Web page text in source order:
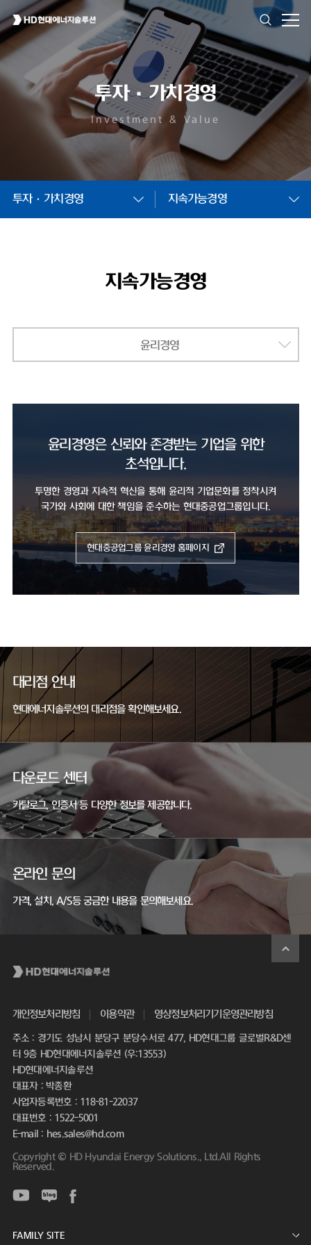
투자·가치경영
Investment & Value
투자·가치경영 지속가능경영
지속가능경영
윤리경영
윤리경영은 신뢰와 존경받는 기업을 위한
초석입니다.
투명한 경영과 지속적 혁신을 통해 윤리적 기업문화를 정착시켜
국가와 사회에 대한 책임을 준수하는 현대중공업그룹입니다.
현대중공업그룹 윤리경영 홈페이지
대리점 안내
현대에너지솔루션의 대리점을 확인해보세요.
다운로드 센터
카탈로그, 인증서 등 다양한 정보를 제공합니다.
온라인 문의
가격, 설치, A/S등 궁금한 내용을 문의해보세요.
개인정보처리방침 이용약관 영상정보처리기기운영관리방침
주소 : 경기도 성남시 분당구 분당수서로 477, HD현대그룹 글로벌R&D센
터 9층 HD현대에너지솔루션 (우:13553)
HD현대에너지솔루션
대표자 : 박종환
사업자등록번호 : 118-81-22037
대표번호 : 1522-5001
E-mail : hes.sales@hd.com
Copyright © HD Hyundai Energy Solutions., Ltd.All Rights
Reserved.